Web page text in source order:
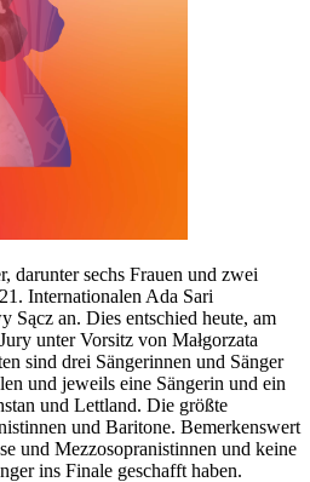
darunter sechs Frauen und zwei
Internationalen Ada Sari
Sącz an. Dies entschied heute, am
unter Vorsitz von Małgorzata
sind drei Sängerinnen und Sänger
und jeweils eine Sängerin und ein
und Lettland. Die größte
und Baritone. Bemerkenswert
und Mezzosopranistinnen und keine
ins Finale geschafft haben.